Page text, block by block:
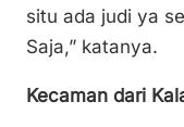
situ ada judi ya
Saja,” katanya.
Kecaman dari